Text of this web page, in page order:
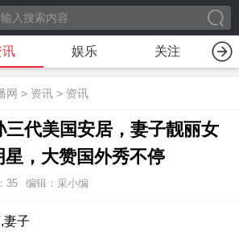
讯 娱乐 关注
网 > 资讯 > 资讯
三代美国安居，妻子靓丽女
星，大赞国外秀不停
35 编辑：采小编
妻子